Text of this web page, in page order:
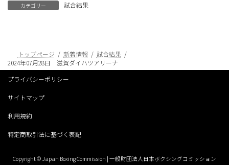
カテゴリー 試合結果
トップページ 新着情報
試合結果
2024年07月28日 滋賀ダイハツアリーナ
プライバシーポリシー
サイトマップ
利用規約
特定商取引法に基づく表記
Copyright © Japan Boxing Commission | 一般財団法人日本ボクシングコミッション